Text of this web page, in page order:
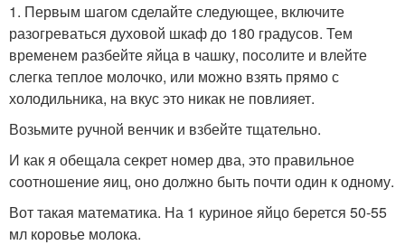
1. Первым шагом сделайте следующее, включите
разогреваться духовой шкаф до 180 градусов. Тем
временем разбейте яйца в чашку, посолите и влейте
слегка теплое молочко, или можно взять прямо с
холодильника, на вкус это никак не повлияет.
Возьмите ручной венчик и взбейте тщательно.
И как я обещала секрет номер два, это правильное
соотношение яиц, оно должно быть почти один к одному.
Вот такая математика. На 1 куриное яйцо берется 50-55
мл коровье молока.